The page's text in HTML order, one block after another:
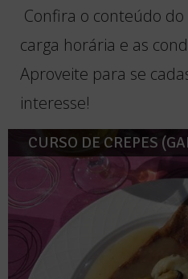
Confira o conteúdo
carga horária e as
Aproveite para se
interesse!
CURSO DE CREPES